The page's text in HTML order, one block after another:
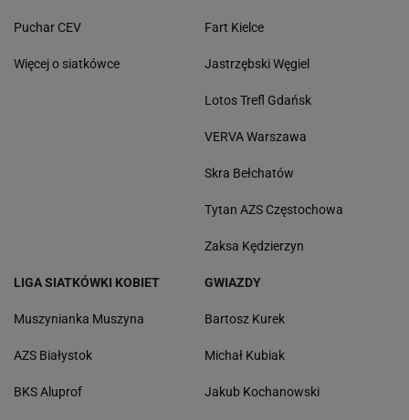
Puchar CEV
Więcej o siatkówce
Fart Kielce
Jastrzębski Węgiel
Lotos Trefl Gdańsk
VERVA Warszawa
Skra Bełchatów
Tytan AZS Częstochowa
Zaksa Kędzierzyn
LIGA SIATKÓWKI KOBIET
Muszynianka Muszyna
AZS Białystok
BKS Aluprof
GWIAZDY
Bartosz Kurek
Michał Kubiak
Jakub Kochanowski